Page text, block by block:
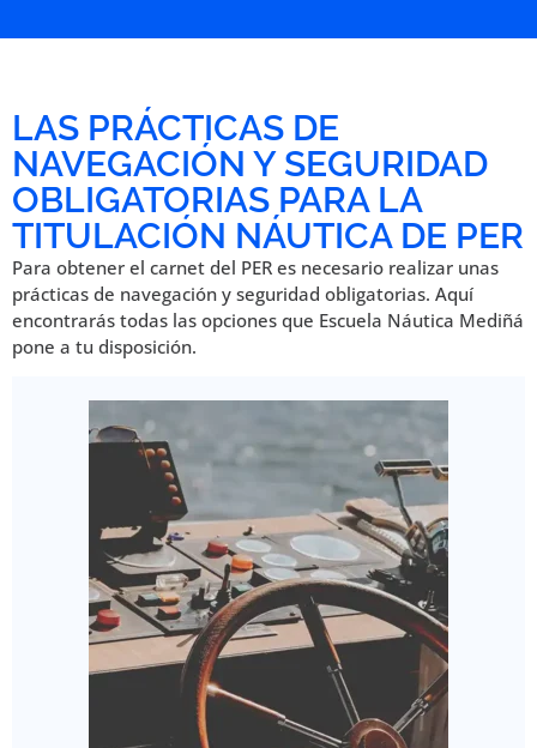
LAS PRÁCTICAS DE
NAVEGACIÓN Y SEGURIDAD
OBLIGATORIAS PARA LA
TITULACIÓN NÁUTICA DE PER
Para obtener el carnet del PER es necesario realizar unas
prácticas de navegación y seguridad obligatorias. Aquí
encontrarás todas las opciones que Escuela Náutica Mediñá
pone a tu disposición.